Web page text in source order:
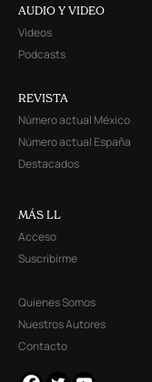
AUDIO Y VIDEO
Videos
Podcasts
REVISTA
Número actual México
Número actual España
Destacados
MÁS LL
Acceso
Suscribirme
Quienes Somos
Nuestros Autores
Contacto